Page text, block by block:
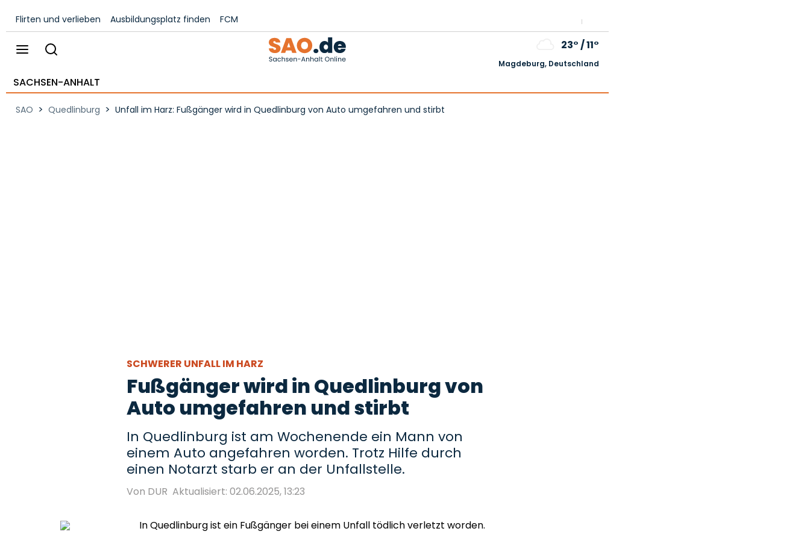
Flirten und verlieben Ausbildungsplatz finden FCM
23°/11°
Magdeburg, Deutschland
SACHSEN-ANHALT
SAO > Quedlinburg > Unfall im Harz: Fußgänger wird in Quedlinburg von Auto umgefahren und stirbt
SCHWERER UNFALL IM HARZ
Fußgänger wird in Quedlinburg von
Auto umgefahren und stirbt
In Quedlinburg ist am Wochenende ein Mann von
einem Auto angefahren worden. Trotz Hilfe durch
einen Notarzt starb er an der Unfallstelle.
Von DUR Aktualisiert: 02.06.2025, 13:23